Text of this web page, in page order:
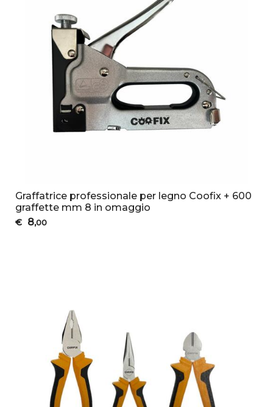
Graffatrice professionale per legno Coofix + 600
graffette mm 8 in omaggio
€ 8,00